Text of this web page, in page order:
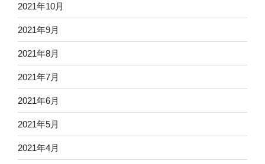
2021年10月
2021年9月
2021年8月
2021年7月
2021年6月
2021年5月
2021年4月